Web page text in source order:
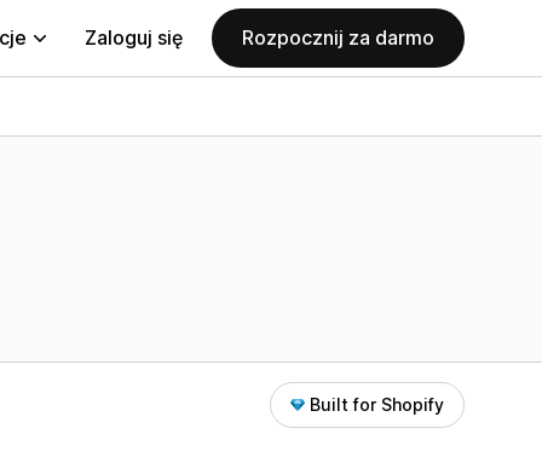
Zaloguj się Rozpocznij za darmo
Built for Shopify